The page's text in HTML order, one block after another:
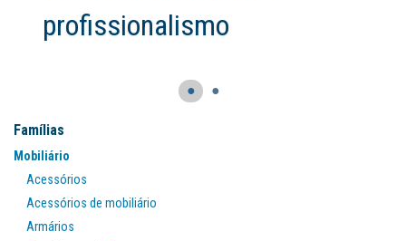
profissionalismo
● ●
Famílias
Mobiliário
Acessórios
Acessórios de mobiliário
Armários